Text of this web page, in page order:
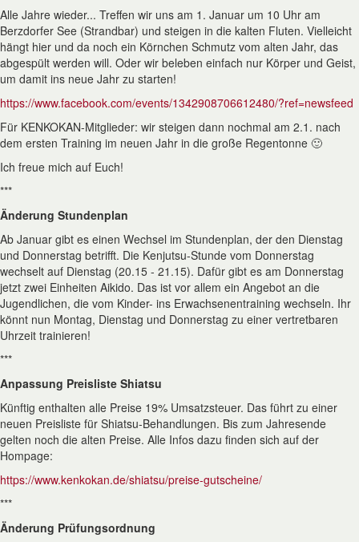
Alle Jahre wieder... Treffen wir uns am 1. Januar um 10 Uhr am
Berzdorfer See (Strandbar) und steigen in die kalten Fluten. Vielleicht
hängt hier und da noch ein Körnchen Schmutz vom alten Jahr, das
abgespült werden will. Oder wir beleben einfach nur Körper und Geist,
um damit ins neue Jahr zu starten!
https://www.facebook.com/events/1342908706612480/?ref=newsfeed
Für KENKOKAN-Mitglieder: wir steigen dann nochmal am 2.1. nach
dem ersten Training im neuen Jahr in die große Regentonne 🙂
Ich freue mich auf Euch!
***
Änderung Stundenplan
Ab Januar gibt es einen Wechsel im Stundenplan, der den Dienstag
und Donnerstag betrifft. Die Kenjutsu-Stunde vom Donnerstag
wechselt auf Dienstag (20.15 - 21.15). Dafür gibt es am Donnerstag
jetzt zwei Einheiten Aikido. Das ist vor allem ein Angebot an die
Jugendlichen, die vom Kinder- ins Erwachsenentraining wechseln. Ihr
könnt nun Montag, Dienstag und Donnerstag zu einer vertretbaren
Uhrzeit trainieren!
***
Anpassung Preisliste Shiatsu
Künftig enthalten alle Preise 19% Umsatzsteuer. Das führt zu einer
neuen Preisliste für Shiatsu-Behandlungen. Bis zum Jahresende
gelten noch die alten Preise. Alle Infos dazu finden sich auf der
Hompage:
https://www.kenkokan.de/shiatsu/preise-gutscheine/
***
Änderung Prüfungsordnung